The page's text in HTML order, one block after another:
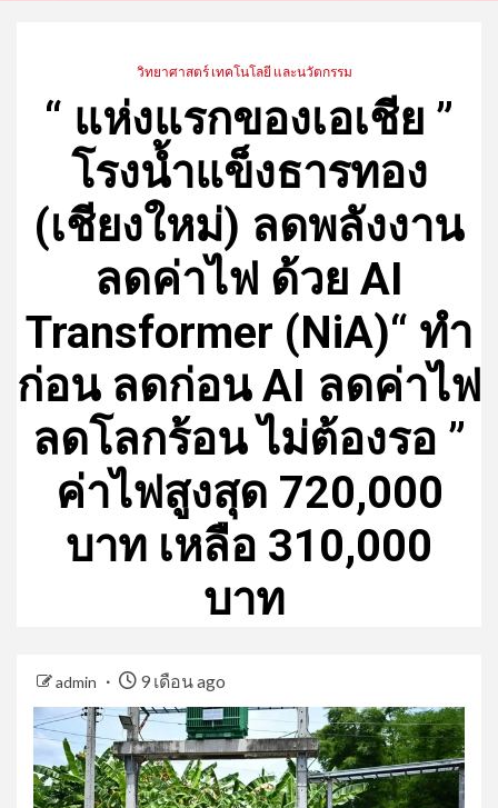
วิทยาศาสตร์ เทคโนโลยี และนวัตกรรม
“ แห่งแรกของเอเชีย ”
โรงน้ำแข็งธารทอง
(เชียงใหม่) ลดพลังงาน
ลดค่าไฟ ด้วย AI
Transformer (NiA)“ ทำ
ก่อน ลดก่อน AI ลดค่าไฟ
ลดโลกร้อน ไม่ต้องรอ ”
ค่าไฟสูงสุด 720,000
บาท เหลือ 310,000
บาท
admin 9 เดือน ago